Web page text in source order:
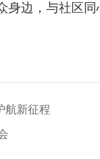
边，与社区
航新征程